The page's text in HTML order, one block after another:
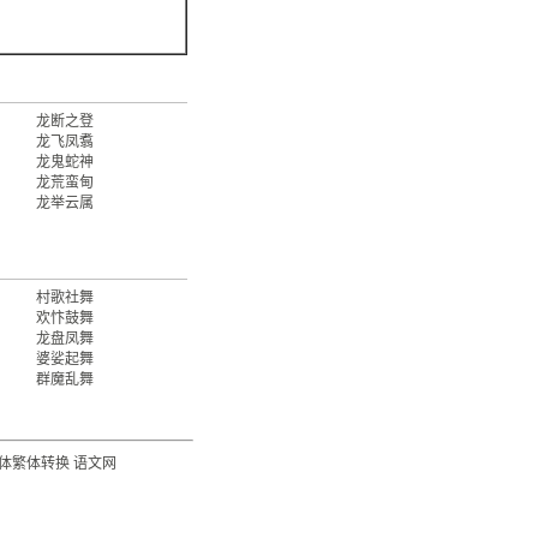
龙断之登
龙飞凤翥
龙鬼蛇神
龙荒蛮甸
龙举云属
村歌社舞
欢忭鼓舞
龙盘凤舞
婆娑起舞
群魔乱舞
繁体转换 语文网